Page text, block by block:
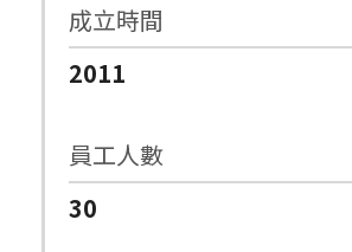
成立時間
2011
員工人數
30